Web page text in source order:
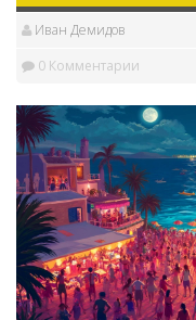
Иван Демидов
0 Комментарии